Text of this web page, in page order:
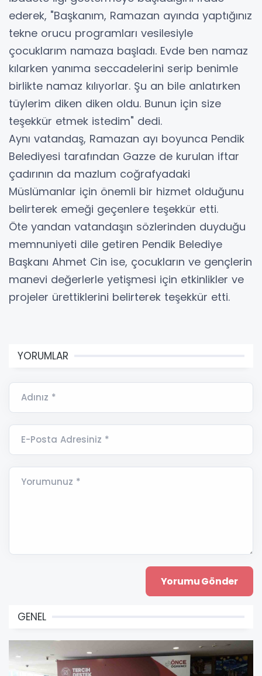
ederek, "Başkanım, Ramazan ayında yaptığınız
tekne orucu programları vesilesiyle
çocuklarım namaza başladı. Evde ben namaz
kılarken yanıma seccadelerini serip benimle
birlikte namaz kılıyorlar. Şu an bile anlatırken
tüylerim diken diken oldu. Bunun için size
teşekkür etmek istedim" dedi.
Aynı vatandaş, Ramazan ayı boyunca Pendik
Belediyesi tarafından Gazze de kurulan iftar
çadırının da mazlum coğrafyadaki
Müslümanlar için önemli bir hizmet olduğunu
belirterek emeği geçenlere teşekkür etti.
Öte yandan vatandaşın sözlerinden duyduğu
memnuniyeti dile getiren Pendik Belediye
Başkanı Ahmet Cin ise, çocukların ve gençlerin
manevi değerlerle yetişmesi için etkinlikler ve
projeler ürettiklerini belirterek teşekkür etti.
YORUMLAR
Adınız *
E-Posta Adresiniz *
Yorumunuz *
GENEL